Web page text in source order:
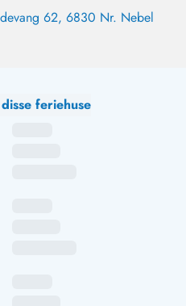
62, 6830 Nr. Nebel
feriehuse